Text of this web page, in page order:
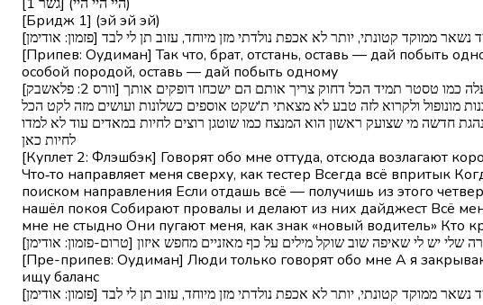
[Бридж 1] (эй эй эй)
תמיד נשאר ממוקד קטונתי, יותר לא אכפת נולדתי מזן מיוחד, עזוב תן לי לבד
[Припев: Оудиман] Так что, брат, отстань, оставь — дай побыть
особой породой, оставь — дай побыть одному
[וורס 2: פלאשבק] מדברים עליי משם, מכאן שמים כתר אנחנו משולש, קובר את כל היתר משהו כאן הורס לי את השקט כמו קצר משהו מכוון אותי מלמעלה כמו טסטר תמיד הכל דחוק צריך אותם הם ישכחו דופקים אותך
מונופול ולקרוא לזה טבע לא מצאתי ת'שקט אוספים כשלונות ועושים מזה לקט הכל
חדשה מי שצועק ראשון הוא המנצח כמו שוטגן רוצים לחיות במאדים עוד לא למדו
לחיות כאן
[Куплет 2: Флэшбэк] Говорят обо мне оттуда, отсюда возлагают
Что‑то направляет меня сверху, как тестер Всегда всё впритык
поиском направления Если отдашь всё — получишь из этого
нашёл покоя Собирают провалы и делают из них дайджест Всё
мне не стыдно Они пугают меня, как знак «новый водитель» Кто
ת'שגרה שלי יש לי שאיפה שוב שוקל מילים על כף מאזניים מחפש איזון
[Пре-припев: Оудиман] Люди только говорят обо мне А я
ищу баланс
תמיד נשאר ממוקד קטונתי, יותר לא אכפת נולדתי מזן מיוחד, עזוב תן לי לבד